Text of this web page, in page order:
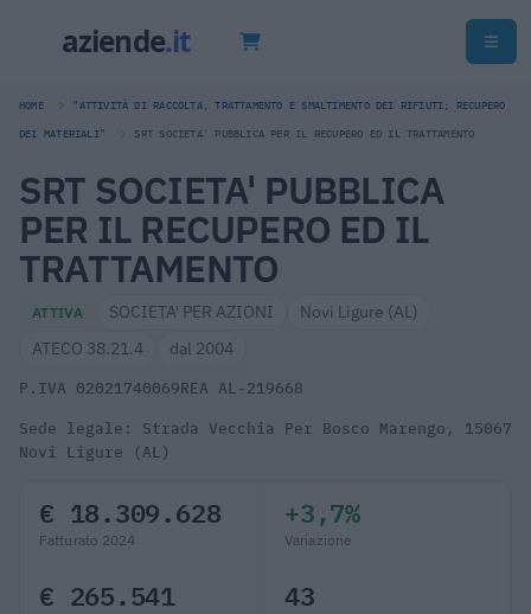
HOME "ATTIVITÀ DI RACCOLTA, TRATTAMENTO E SMALTIMENTO DEI RIFIUTI; RECUPERO
DEI MATERIALI" SRT SOCIETA' PUBBLICA PER IL RECUPERO ED IL TRATTAMENTO
SRT SOCIETA' PUBBLICA
PER IL RECUPERO ED IL
TRATTAMENTO
ATTIVA SOCIETA' PER AZIONI
Novi Ligure (AL)
ATECO 38.21.4
dal 2004
P.IVA 02021740069REA AL-219668
Sede legale: Strada Vecchia Per Bosco Marengo, 15067
Novi Ligure (AL)
€ 18.309.628
Fatturato 2024
+3,7%
Variazione
€ 265.541 43